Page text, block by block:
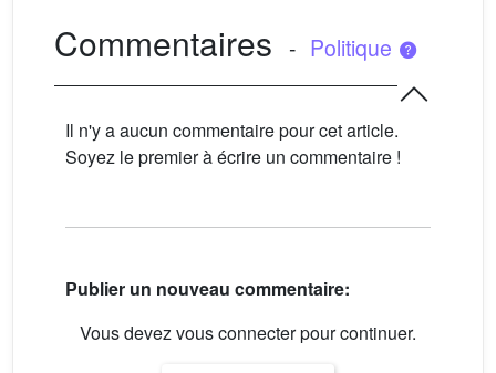
Commentaires - Politique
Il n'y a aucun commentaire pour cet article.
Soyez le premier à écrire un commentaire !
Publier un nouveau commentaire:
Vous devez vous connecter pour continuer.